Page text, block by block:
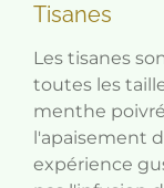
Tisanes
Les tisanes
toutes les
menthe
l'apaisement
expérience